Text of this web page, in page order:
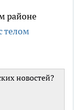
районе
телом
новостей?